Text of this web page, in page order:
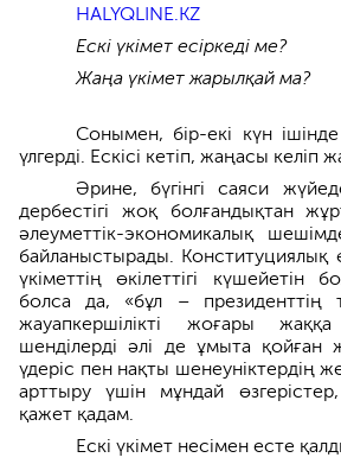
HALYQLINE.KZ
Ескі үкімет есіркеді ме?
Жаңа үкімет жарылқай ма?
Сонымен, бір-екі күн
үлгерді. Ескісі кетіп, жаңасы келіп
Әрине, бүгінгі саяси
дербестігі жоқ болғандықтан
әлеуметтік-экономикалық
байланыстырады. Конституциялық
үкіметтің өкілеттігі күшейетін
болса да, «бұл – президенттің
жауапкершілікті жоғары
шенділерді әлі де ұмыта қойған
үдеріс пен нақты шенеуніктердің
арттыру үшін мұндай
қажет қадам.
Ескі үкімет несімен есте